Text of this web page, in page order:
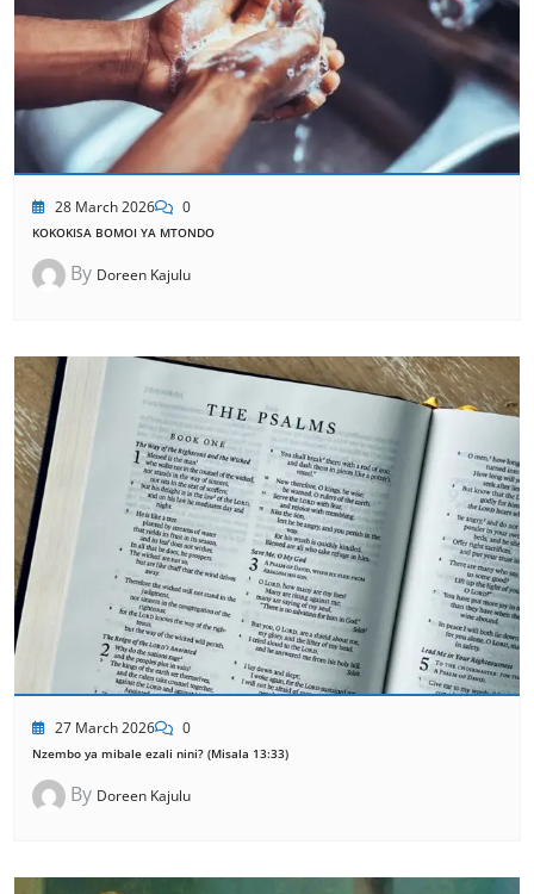
28 March 2026 0
KOKOKISA BOMOI YA MTONDO
By Doreen Kajulu
27 March 2026 0
Nzembo ya mibale ezali nini? (Misala 13:33)
By Doreen Kajulu